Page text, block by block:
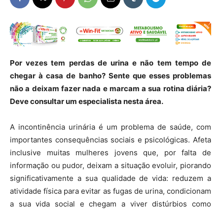
Por vezes tem perdas de urina e não tem tempo de
chegar à casa de banho? Sente que esses problemas
não a deixam fazer nada e marcam a sua rotina diária?
Deve consultar um especialista nesta área.
A incontinência urinária é um problema de saúde, com
importantes consequências sociais e psicológicas. Afeta
inclusive muitas mulheres jovens que, por falta de
informação ou pudor, deixam a situação evoluir, piorando
significativamente a sua qualidade de vida: reduzem a
atividade física para evitar as fugas de urina, condicionam
a sua vida social e chegam a viver distúrbios como